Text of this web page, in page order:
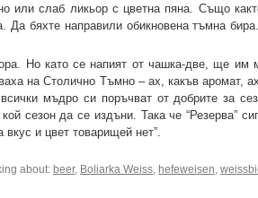
или слаб ликьор с цветна пяна. Също
Да бяхте направили обикновена тъмна
Но като се напият от чашка-две, ще им
на Столично Тъмно – ах, какъв аромат,
мъдро си поръчват от добрите за
сезон да се издъни. Така че “Резерва”
вкус и цвет товарищей нет”.
about: beer, Boliarka Weiss hefeweisen ,